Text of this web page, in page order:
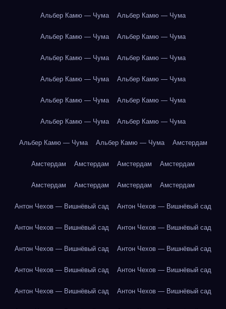
Альбер Камю — Чума Альбер Камю — Чума
Альбер Камю — Чума Альбер Камю — Чума
Альбер Камю — Чума Альбер Камю — Чума
Альбер Камю — Чума Альбер Камю — Чума
Альбер Камю — Чума Альбер Камю — Чума
Альбер Камю — Чума Альбер Камю — Чума
Альбер Камю — Чума Альбер Камю — Чума Амстердам
Амстердам Амстердам Амстердам Амстердам
Амстердам Амстердам Амстердам Амстердам
Антон Чехов — Вишнёвый сад Антон Чехов — Вишнёвый сад
Антон Чехов — Вишнёвый сад Антон Чехов — Вишнёвый сад
Антон Чехов — Вишнёвый сад Антон Чехов — Вишнёвый сад
Антон Чехов — Вишнёвый сад Антон Чехов — Вишнёвый сад
Антон Чехов — Вишнёвый сад Антон Чехов — Вишнёвый сад